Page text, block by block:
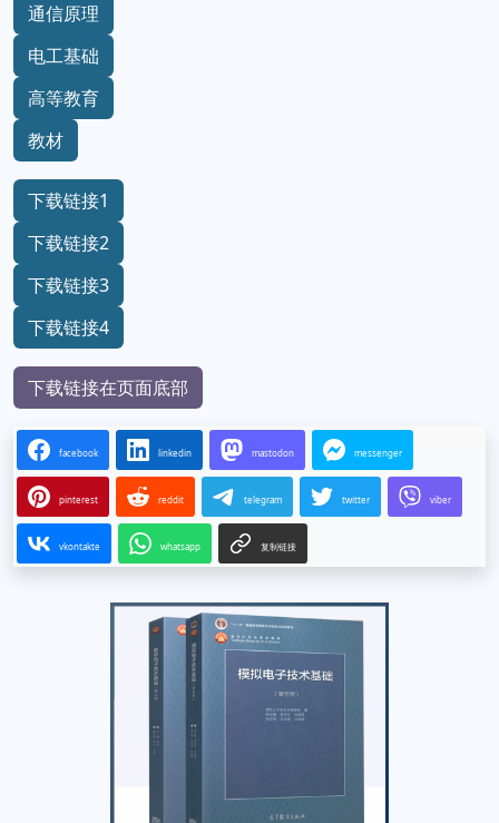
通信原理
电工基础
高等教育
教材
下载链接1
下载链接2
下载链接3
下载链接4
下载链接在页面底部
facebook linkedin mastodon messenger
pinterest reddit telegram twitter viber
vkontakte whatsapp 复制链接